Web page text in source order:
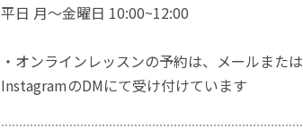
平日 月～金曜日 10:00~12:00
・オンラインレッスンの予約は、メールまたは
InstagramのDMにて受け付けています